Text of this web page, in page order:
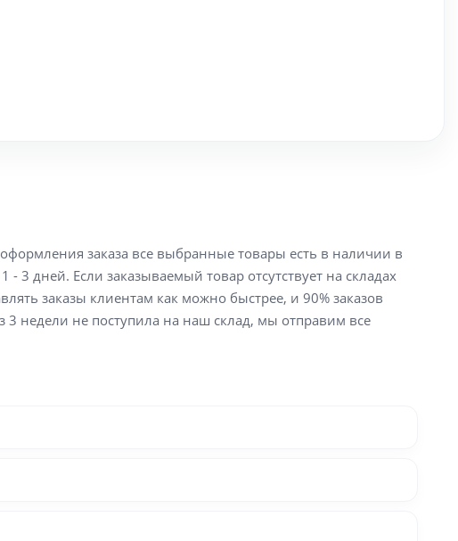
заказа все выбранные товары есть в наличии в
дней. Если заказываемый товар отсутствует на складах
заказы клиентам как можно быстрее, и 90% заказов
3 недели не поступила на наш склад, мы отправим все